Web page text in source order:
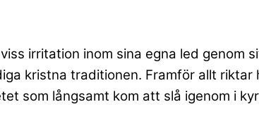
irritation inom sina egna led
kristna traditionen. Framför allt
som långsamt kom att slå igenom i